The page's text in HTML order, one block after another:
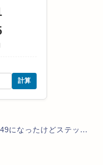
計算
になったけどステッ...